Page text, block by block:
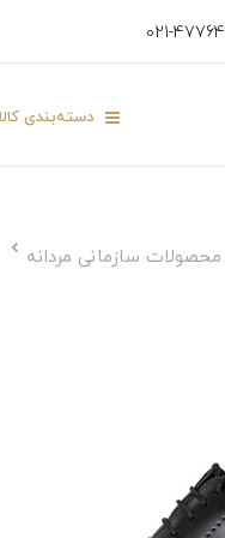
021-47764
دسته‌بندی
محصولات سازمانی مردانه